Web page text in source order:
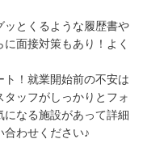
ッとくるような履歴書や
面接対策もあり！よく
！就業開始前の不安は
ッフがしっかりとフォ
になる施設があって詳細
わせください♪